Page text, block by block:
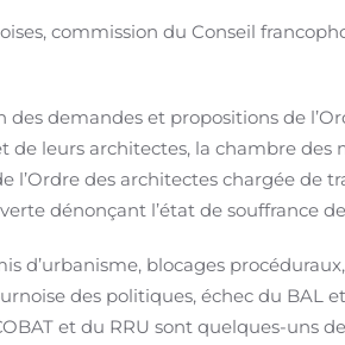
commission du Conseil
des demandes et propositions de
de leurs architectes, la chambre
des architectes chargée de
dénonçant l’état de souffrance
d’urbanisme, blocages
des politiques, échec du BAL
et du RRU sont quelques-uns